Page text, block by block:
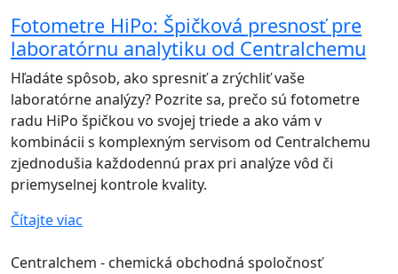
Fotometre HiPo: Špičková presnosť pre
laboratórnu analytiku od Centralchemu
Hľadáte spôsob, ako spresniť a zrýchliť vaše
laboratórne analýzy? Pozrite sa, prečo sú fotometre
radu HiPo špičkou vo svojej triede a ako vám v
kombinácii s komplexným servisom od Centralchemu
zjednodušia každodennú prax pri analýze vôd či
priemyselnej kontrole kvality.
Čítajte viac
Centralchem - chemická obchodná spoločnosť